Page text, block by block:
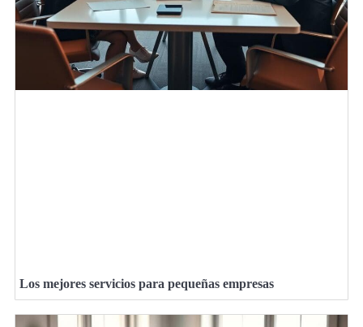
Los mejores servicios para pequeñas empresas